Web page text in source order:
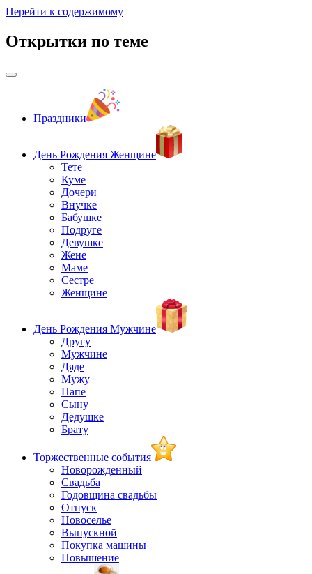
Перейти к содержимому
Открытки по теме
Праздники
День Рождения Женщине
Тете
Куме
Дочери
Внучке
Бабушке
Подруге
Девушке
Жене
Маме
Сестре
Женщине
День Рождения Мужчине
Другу
Мужчине
Дяде
Мужу
Папе
Сыну
Дедушке
Брату
Торжественные события
Новорожденный
Свадьба
Годовщина свадьбы
Отпуск
Новоселье
Выпускной
Покупка машины
Повышение